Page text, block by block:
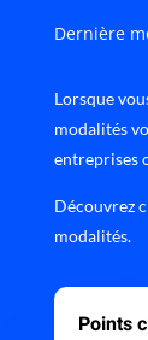
Dernière
Lorsque
modalités
entreprises
Découvrez
modalités.
Points